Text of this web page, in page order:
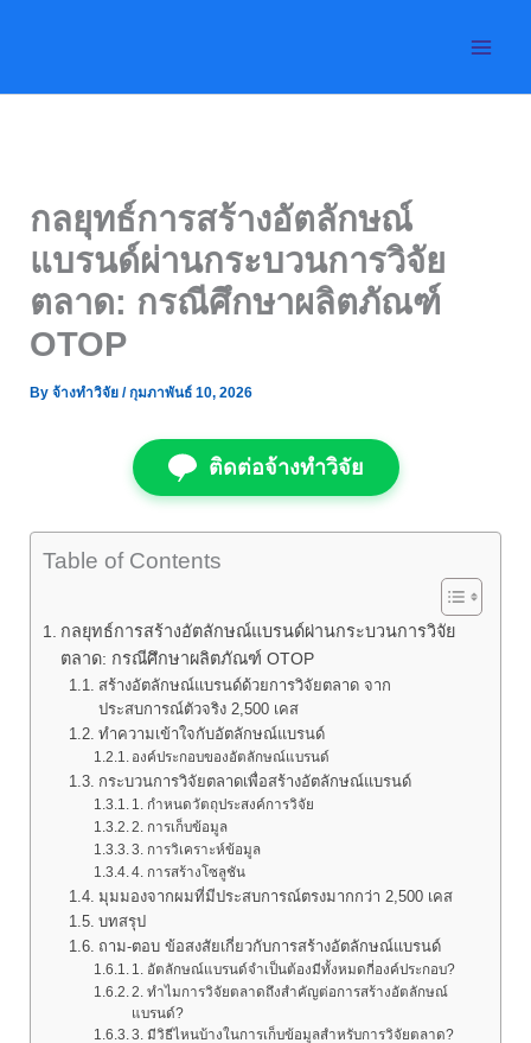
กลยุทธ์การสร้างอัตลักษณ์
แบรนด์ผ่านกระบวนการวิจัย
ตลาด: กรณีศึกษาผลิตภัณฑ์
OTOP
By จ้างทำวิจัย /กุมภาพันธ์ 10, 2026
ติดต่อจ้างทำวิจัย
Table of Contents
กลยุทธ์การสร้างอัตลักษณ์แบรนด์ผ่านกระบวนการวิจัย
ตลาด: กรณีศึกษาผลิตภัณฑ์ OTOP
สร้างอัตลักษณ์แบรนด์ด้วยการวิจัยตลาด จาก
ประสบการณ์ตัวจริง 2,500 เคส
ทำความเข้าใจกับอัตลักษณ์แบรนด์
องค์ประกอบของอัตลักษณ์แบรนด์
กระบวนการวิจัยตลาดเพื่อสร้างอัตลักษณ์แบรนด์
1. กำหนดวัตถุประสงค์การวิจัย
2. การเก็บข้อมูล
3. การวิเคราะห์ข้อมูล
4. การสร้างโซลูชัน
มุมมองจากผมที่มีประสบการณ์ตรงมากกว่า 2,500 เคส
บทสรุป
ถาม-ตอบ ข้อสงสัยเกี่ยวกับการสร้างอัตลักษณ์แบรนด์
1. อัตลักษณ์แบรนด์จำเป็นต้องมีทั้งหมดกี่องค์ประกอบ?
2. ทำไมการวิจัยตลาดถึงสำคัญต่อการสร้างอัตลักษณ์
แบรนด์?
3. มีวิธีไหนบ้างในการเก็บข้อมูลสำหรับการวิจัยตลาด?